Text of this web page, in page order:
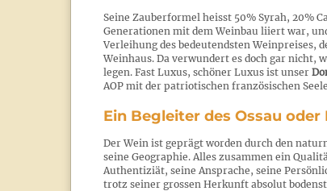
Seine Zauberformel heisst 50% Syrah, 20%
Generationen mit dem Weinbau liiert war,
Verleihung des bedeutendsten Weinpreises,
Weinhaus. Da verwundert es doch gar nicht,
legen. Fast Luxus, schöner Luxus ist unser
AOP mit der patriotischen französischen
Ein Begleiter des Ossau
Der Wein ist geprägt worden durch den
seine Geographie. Alles zusammen ein
Authentiziät, seine Ansprache, seine
trotz seiner grossen Herkunft absolut